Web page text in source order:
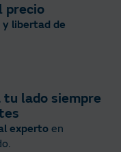
precio
y libertad de
lado siempre
expertoen